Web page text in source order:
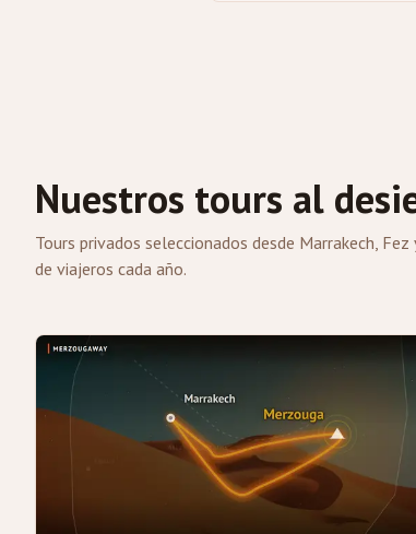
Nuestros tours al
Tours privados seleccionados desde Marrakech,
de viajeros cada año.